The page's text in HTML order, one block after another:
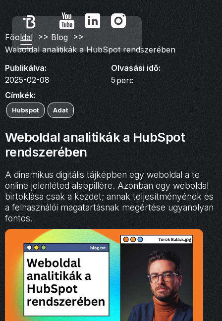
Főoldal >> Blog >>
Weboldal analitikák a HubSpot rendszerében
Publikálva:
2025-02-08
Olvasási idő:
5perc
Címkék:
Hubspot Adat
Weboldal analitikák a HubSpot
rendszerében
A dinamikus digitális tájképben egy weboldal a te
online jelenléted alappillére. Azonban egy weboldal
birtoklása csak a kezdet; annak teljesítményének és
a felhasználói magatartásnak megértése ugyanolyan
fontos.